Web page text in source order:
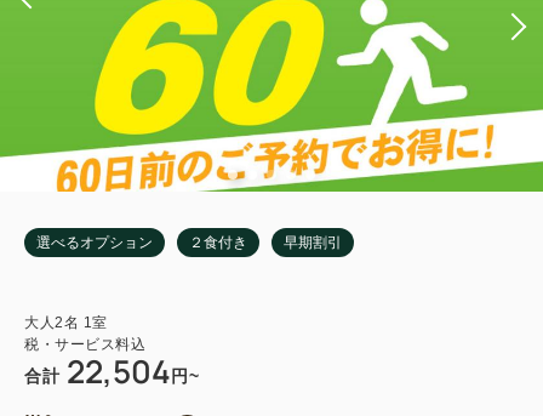
選べるオプション ２食付き 早期割引
大人2名 1室
税・サービス料込
合計 22,504 円~